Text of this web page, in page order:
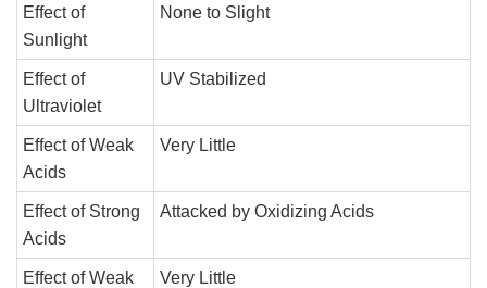
Effect of
Sunlight
None to Slight
Effect of
Ultraviolet
UV Stabilized
Effect of Weak
Acids
Very Little
Effect of Strong
Acids
Attacked by Oxidizing Acids
Effect of Weak
Very Little